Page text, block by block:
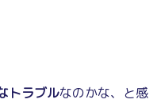
トラブルなのかな、と感